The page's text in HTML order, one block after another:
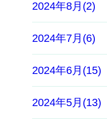
2024年8月(2)
2024年7月(6)
2024年6月(15)
2024年5月(13)